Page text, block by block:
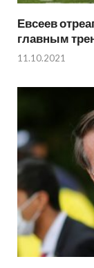
Евсеев
главным
11.10.2021